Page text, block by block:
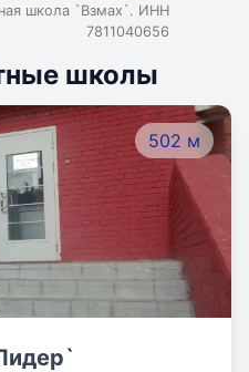
школа `Взмах`. ИНН
7811040656
школы
502 м